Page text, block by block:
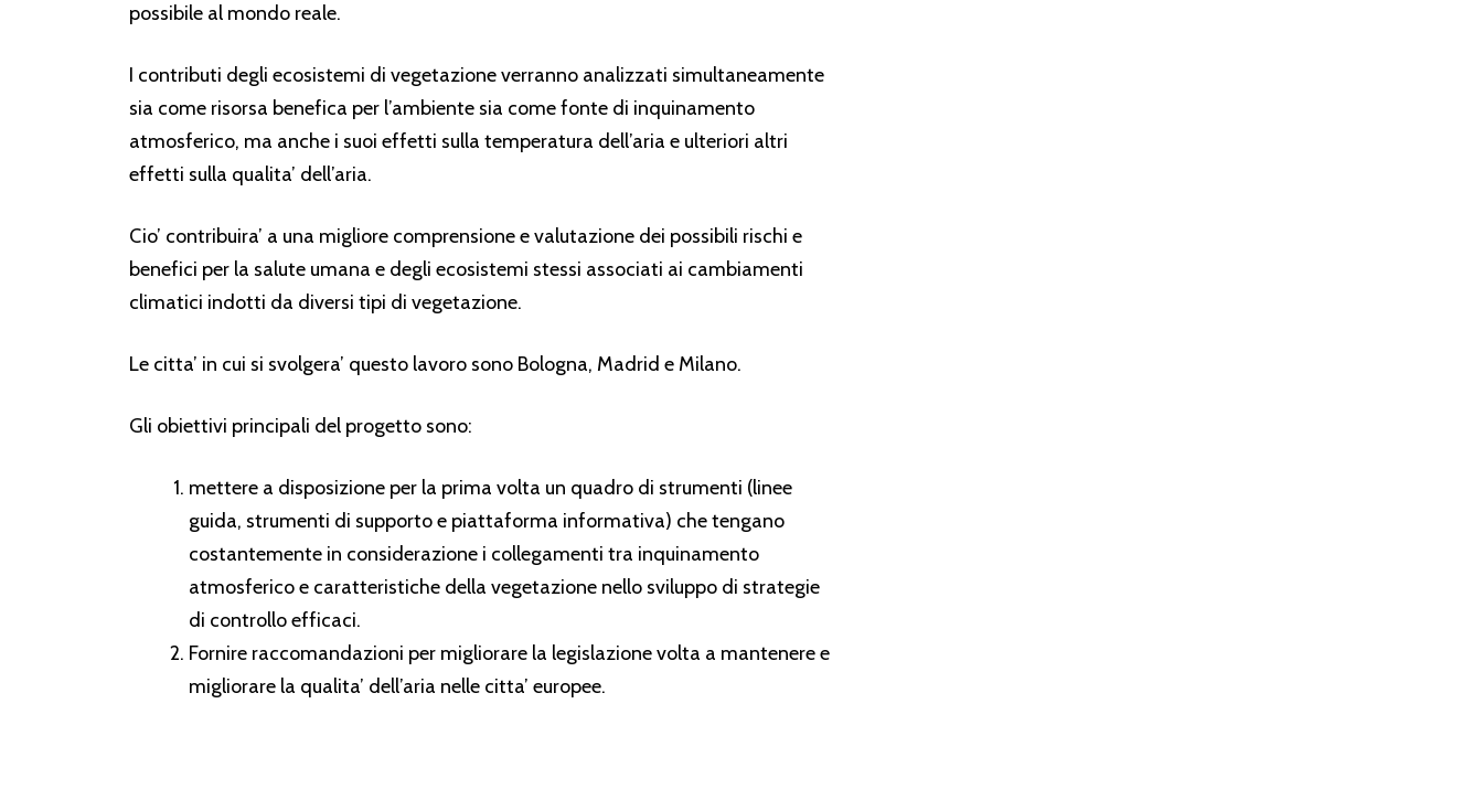
possibile al mondo reale.
I contributi degli ecosistemi di vegetazione verranno analizzati simultaneamente
sia come risorsa benefica per l’ambiente sia come fonte di inquinamento
atmosferico, ma anche i suoi effetti sulla temperatura dell’aria e ulteriori altri
effetti sulla qualita’ dell’aria.
Cio’ contribuira’ a una migliore comprensione e valutazione dei possibili rischi e
benefici per la salute umana e degli ecosistemi stessi associati ai cambiamenti
climatici indotti da diversi tipi di vegetazione.
Le citta’ in cui si svolgera’ questo lavoro sono Bologna, Madrid e Milano.
Gli obiettivi principali del progetto sono:
mettere a disposizione per la prima volta un quadro di strumenti (linee
guida, strumenti di supporto e piattaforma informativa) che tengano
costantemente in considerazione i collegamenti tra inquinamento
atmosferico e caratteristiche della vegetazione nello sviluppo di strategie
di controllo efficaci.
Fornire raccomandazioni per migliorare la legislazione volta a mantenere e
migliorare la qualita’ dell’aria nelle citta’ europee.